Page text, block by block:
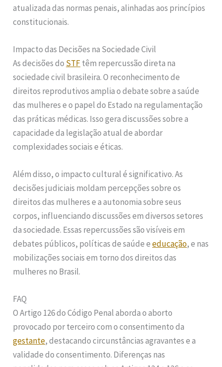
atualizada das normas penais, alinhadas aos princípios
constitucionais.
Impacto das Decisões na Sociedade Civil
As decisões do STFtêm repercussão direta na
sociedade civil brasileira. O reconhecimento de
direitos reprodutivos amplia o debate sobre a saúde
das mulheres e o papel do Estado na regulamentação
das práticas médicas. Isso gera discussões sobre a
capacidade da legislação atual de abordar
complexidades sociais e éticas.
Além disso, o impacto cultural é significativo. As
decisões judiciais moldam percepções sobre os
direitos das mulheres e a autonomia sobre seus
corpos, influenciando discussões em diversos setores
da sociedade. Essas repercussões são visíveis em
debates públicos, políticas de saúde eeducação, e nas
mobilizações sociais em torno dos direitos das
mulheres no Brasil.
FAQ
O Artigo 126 do Código Penal aborda o aborto
provocado por terceiro com o consentimento da
gestante, destacando circunstâncias agravantes e a
validade do consentimento. Diferenças nas